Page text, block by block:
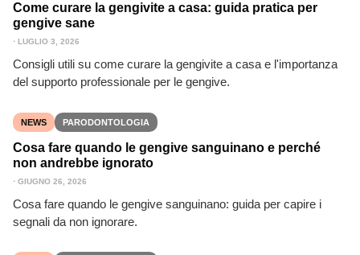
Come curare la gengivite a casa: guida pratica per
gengive sane
⋅ LUGLIO 3, 2026
Consigli utili su come curare la gengivite a casa e l'importanza
del supporto professionale per le gengive.
NEWS PARODONTOLOGIA
Cosa fare quando le gengive sanguinano e perché
non andrebbe ignorato
⋅ GIUGNO 26, 2026
Cosa fare quando le gengive sanguinano: guida per capire i
segnali da non ignorare.